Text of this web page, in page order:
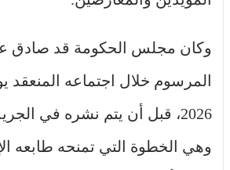
وكان مجلس الحكومة قد صادق
2026، قبل أن يتم نشره في
وهي الخطوة التي تمنحه طابعه